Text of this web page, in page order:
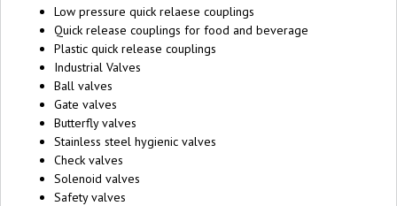
Low pressure quick relaese couplings
Quick release couplings for food and beverage
Plastic quick release couplings
Industrial Valves
Ball valves
Gate valves
Butterfly valves
Stainless steel hygienic valves
Check valves
Solenoid valves
Safety valves